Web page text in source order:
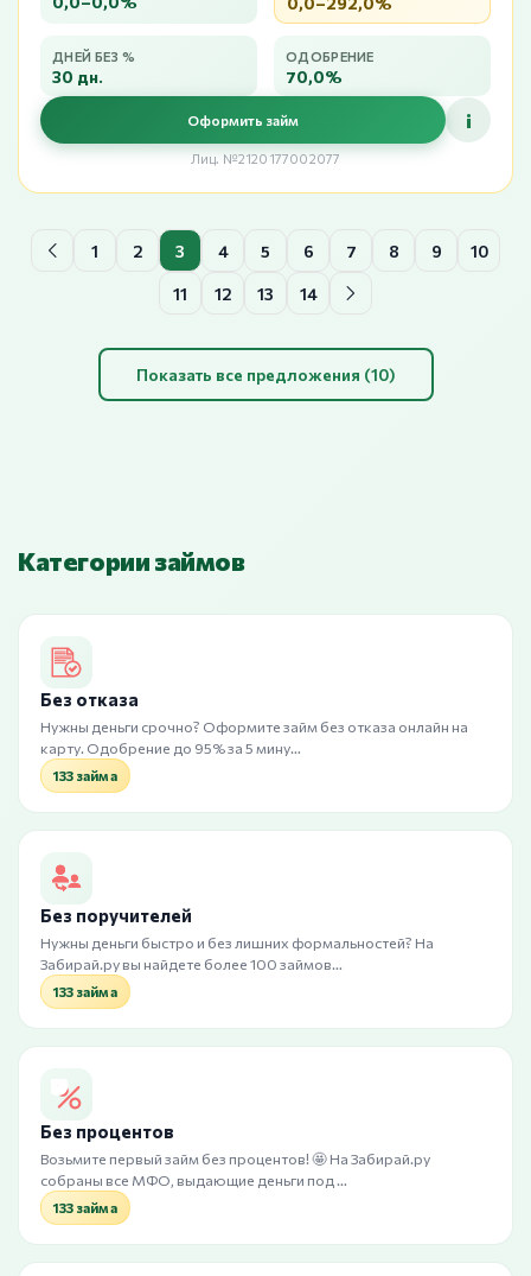
ДНЕЙ БЕЗ %
30 дн.
ОДОБРЕНИЕ
70,0%
Оформить займ i
Лиц. №2120177002077
1 2 3 4 5 6 7 8 9 10
11 12 13 14
Показать все предложения (10)
Категории займов
Без отказа
Нужны деньги срочно? Оформите займ без отказа онлайн на
карту. Одобрение до 95% за 5 мину…
133 займа
Без поручителей
Нужны деньги быстро и без лишних формальностей? На
Забирай.ру вы найдете более 100 займов…
133 займа
Без процентов
Возьмите первый займ без процентов! 🤩 На Забирай.ру
собраны все МФО, выдающие деньги под …
133 займа